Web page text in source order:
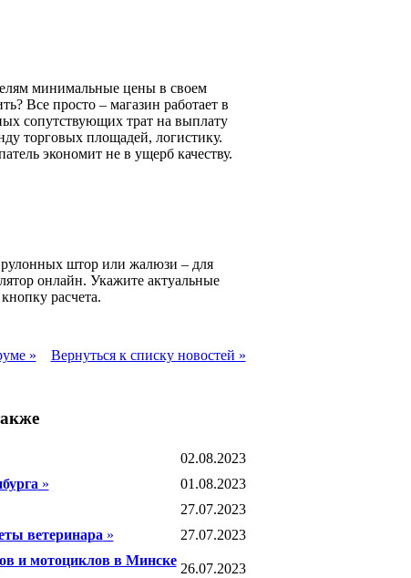
минимальные цены в своем
Все просто – магазин работает в
сопутствующих трат на выплату
торговых площадей, логистику.
экономит не в ущерб качеству.
рулонных штор или жалюзи – для
онлайн. Укажите актуальные
расчета.
»
Вернуться к списку новостей »
02.08.2023
»
01.08.2023
27.07.2023
ветеринара »
27.07.2023
и мотоциклов в Минске
26.07.2023